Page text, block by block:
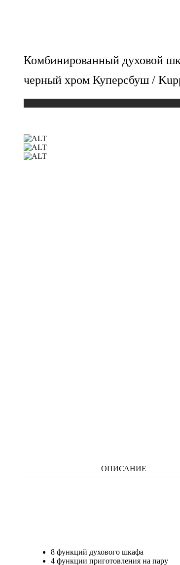
Комбинированный духовой
черный хром Куперсбуш /
ОПИСАНИЕ
8 функций духового шкафа
4 функции приготовления на пару